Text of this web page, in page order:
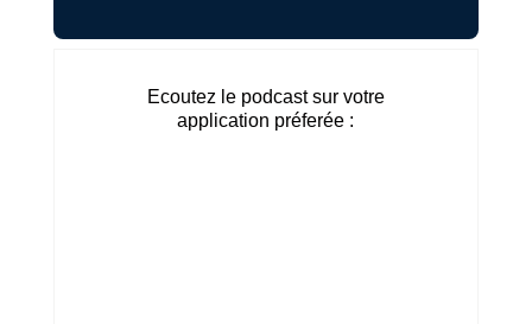
Ecoutez le podcast sur votre
application préferée :